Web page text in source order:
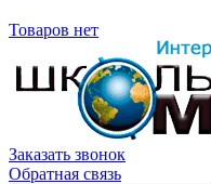
Товаров нет
Заказать звонок
Обратная связь